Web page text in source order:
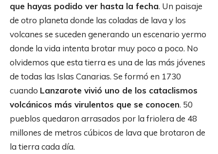
que hayas podido ver hasta la fecha. Un paisaje
de otro planeta donde las coladas de lava y los
volcanes se suceden generando un escenario yermo
donde la vida intenta brotar muy poco a poco. No
olvidemos que esta tierra es una de las más jóvenes
de todas las Islas Canarias. Se formó en 1730
cuando Lanzarote vivió uno de los cataclismos
volcánicos más virulentos que se conocen. 50
pueblos quedaron arrasados por la friolera de 48
millones de metros cúbicos de lava que brotaron de
la tierra cada día.